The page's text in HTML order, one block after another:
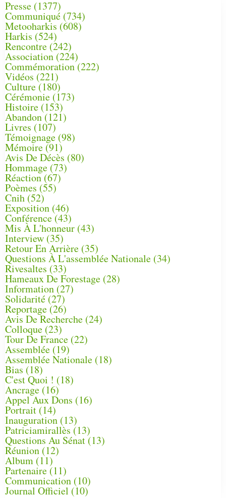
Presse (1377)
Communiqué (734)
Metooharkis (608)
Harkis (524)
Rencontre (242)
Association (224)
Commémoration(222)
Vidéos (221)
Culture(180)
Cérémonie (173)
Histoire (153)
Abandon(121)
Livres (107)
Témoignage (98)
Mémoire (91)
Avis De Décès (80)
Hommage (73)
Réaction(67)
Poèmes (55)
Cnih (52)
Exposition (46)
Conférence(43)
Mis À L'honneur (43)
Interview (35)
Retour En Arrière (35)
Questions À L'assemblée Nationale (34)
Rivesaltes (33)
Hameaux De Forestage (28)
Information (27)
Solidarité (27)
Reportage(26)
Avis De Recherche (24)
Colloque (23)
Tour De France (22)
Assemblée (19)
Assemblée Nationale (18)
Bias (18)
C'est Quoi ! (18)
Ancrage (16)
Appel Aux Dons (16)
Portrait (14)
Inauguration (13)
Patriciamirallès (13)
Questions Au Sénat(13)
Réunion (12)
Album (11)
Partenaire(11)
Communication (10)
Journal Officiel (10)